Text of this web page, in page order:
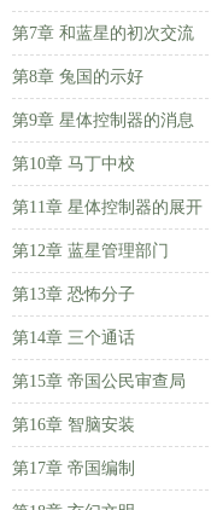
第7章 和蓝星的初次交流
第8章 兔国的示好
第9章 星体控制器的消息
第10章 马丁中校
第11章 星体控制器的展开
第12章 蓝星管理部门
第13章 恐怖分子
第14章 三个通话
第15章 帝国公民审查局
第16章 智脑安装
第17章 帝国编制